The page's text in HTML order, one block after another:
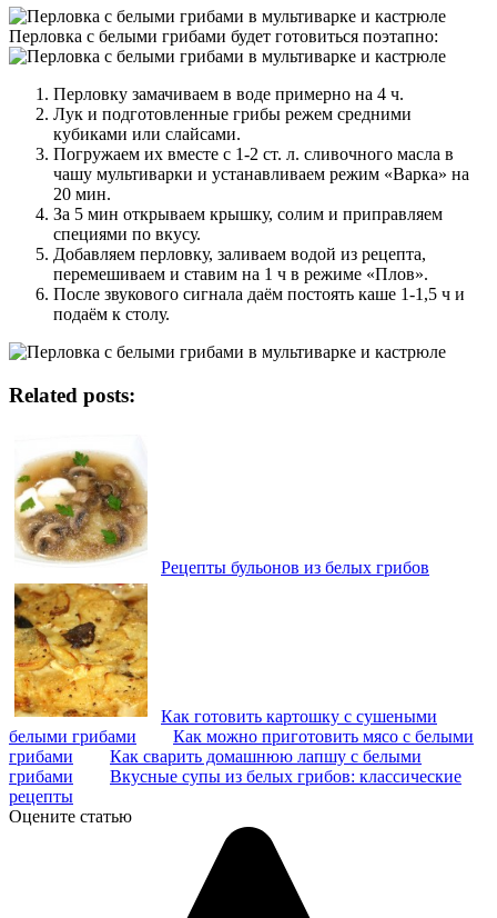
Перловка с белыми грибами будет готовиться поэтапно:
Перловку замачиваем в воде примерно на 4 ч.
Лук и подготовленные грибы режем средними
кубиками или слайсами.
Погружаем их вместе с 1-2 ст. л. сливочного масла в
чашу мультиварки и устанавливаем режим «Варка» на
20 мин.
За 5 мин открываем крышку, солим и приправляем
специями по вкусу.
Добавляем перловку, заливаем водой из рецепта,
перемешиваем и ставим на 1 ч в режиме «Плов».
После звукового сигнала даём постоять каше 1-1,5 ч и
подаём к столу.
Related posts:
Рецепты бульонов из белых грибов
Как готовить картошку с сушеными
белыми грибами
Как можно приготовить мясо с белыми
грибами
Как сварить домашнюю лапшу с белыми
грибами
Вкусные супы из белых грибов: классические
рецепты
Оцените статью